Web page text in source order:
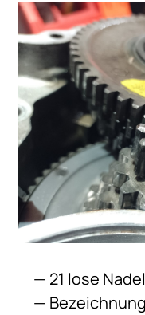
21 lose
Bezeichnung